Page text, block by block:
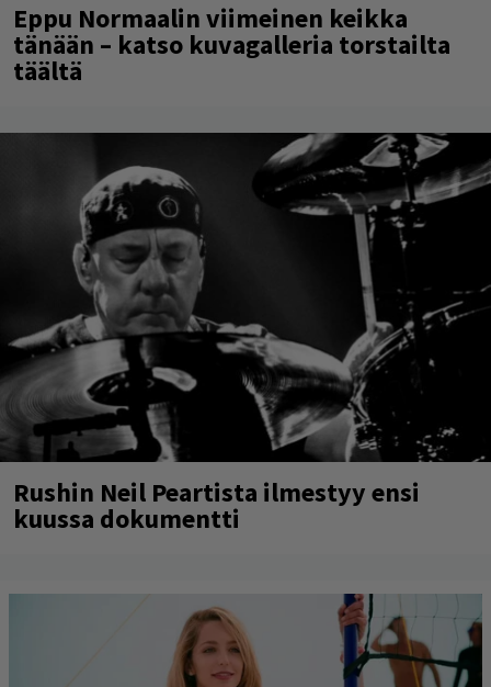
Eppu Normaalin viimeinen keikka
tänään – katso kuvagalleria torstailta
täältä
Rushin Neil Peartista ilmestyy ensi
kuussa dokumentti